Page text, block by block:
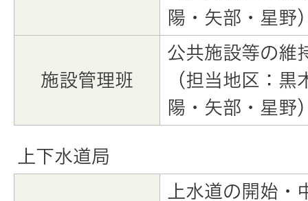
陽・矢部・星野
施設管理班
公共施設等の維
（担当地区：黒
陽・矢部・星野
上下水道局
上水道の開始・